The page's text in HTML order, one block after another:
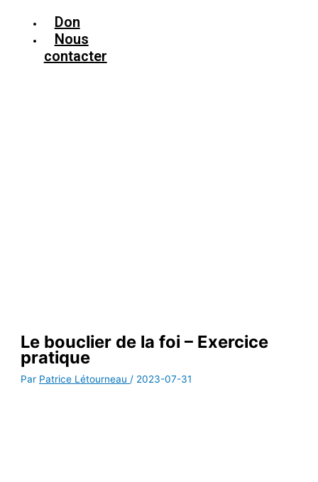
Don
Nous
contacter
Le bouclier de la foi – Exercice
pratique
Par Patrice Létourneau / 2023-07-31